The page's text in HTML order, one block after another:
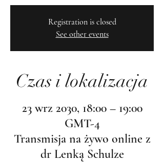
Registration is closed
See other events
Czas i lokalizacja
23 wrz 2030, 18:00 – 19:00
GMT-4
Transmisja na żywo online z
dr Lenką Schulze